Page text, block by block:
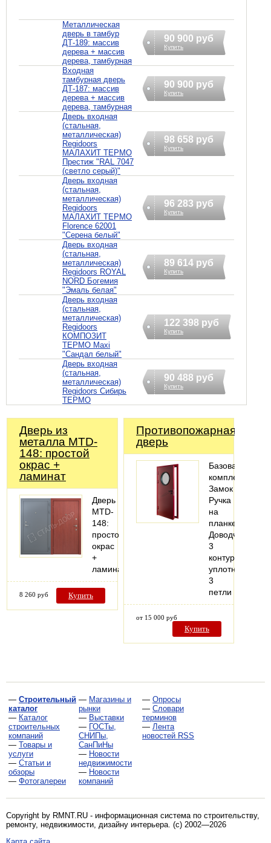
Металлическая
дверь в тамбур
ДТ-189: массив
дерева + массив
дерева, тамбурная
90 900 руб
Купить
Входная
тамбурная дверь
ДТ-187: массив
дерева + массив
дерева, тамбурная
90 900 руб
Купить
Дверь входная
(стальная,
металлическая)
Regidoors
МАЛАХИТ ТЕРМО
Престиж "RAL 7047
(светло серый)"
98 658 руб
Купить
Дверь входная
(стальная,
металлическая)
Regidoors
МАЛАХИТ ТЕРМО
Florence 62001
"Серена белый"
96 283 руб
Купить
Дверь входная
(стальная,
металлическая)
Regidoors ROYAL
NORD Богемия
"Эмаль белая"
89 614 руб
Купить
Дверь входная
(стальная,
металлическая)
Regidoors
КОМПОЗИТ
ТЕРМО Maxi
"Сандал белый"
122 398 руб
Купить
Дверь входная
(стальная,
металлическая)
Regidoors Сибирь
ТЕРМО
90 488 руб
Купить
Дверь из
металла MTD-
148: простой
окрас +
ламинат
Дверь
MTD-
148:
простой
окрас
+
ламинат
8 260 руб Купить
Противопожарная
дверь
Базовая
комплектация:
Замок
Ручка
на
планке
Доводчик
3
контура
уплотнения
3
петли
от 15 000 руб
Купить
— Строительный
каталог
— Каталог
строительных
компаний
— Товары и
услуги
— Статьи и
обзоры
— Фотогалереи
— Магазины и
рынки
— Выставки
— ГОСТы,
СНИПы,
СанПиНы
— Новости
недвижимости
— Новости
компаний
— Опросы
— Словари
терминов
— Лента
новостей RSS
Copyright by RMNT.RU - информационная система по строительству,
ремонту, недвижимости, дизайну интерьера . (c) 2002—2026
Карта сайта